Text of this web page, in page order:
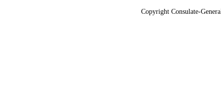
Copyright Consulate-